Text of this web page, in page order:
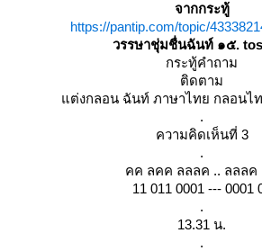
จากกระทู้
https://pantip.com/topic/
วรรษาชุ่มชื่นฉันท์ ๑๕.
กระทู้คำถาม
ติดตาม
ต่งกลอน ฉันท์ ภาษาไทย กลอนไ
.
ความคิดเห็นที่ 3
.
คค ลคค ลลลค .. ลลลค
11 011 0001 --- 0001
.
13.31 น.
.